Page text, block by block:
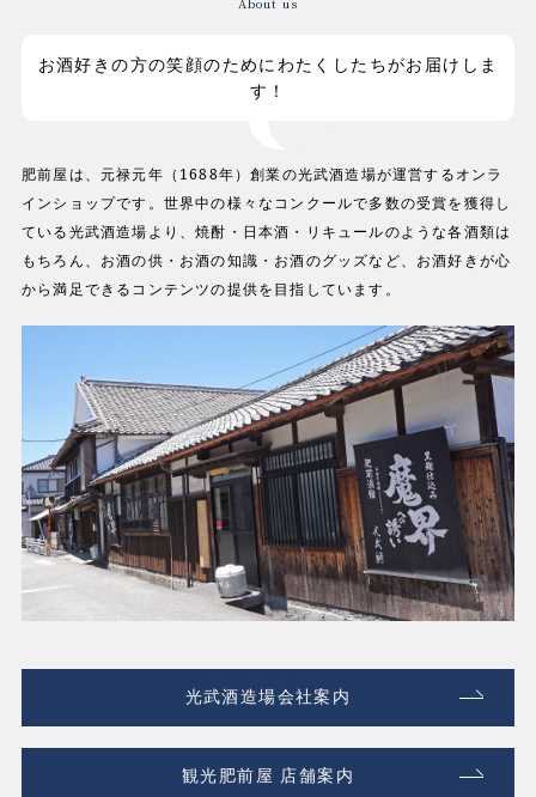
お酒好きの方の笑顔のためにわたくしたちがお届けしま
す！
肥前屋は、元禄元年（1688年）創業の光武酒造場が運営するオンラ
インショップです。世界中の様々なコンクールで多数の受賞を獲得し
ている光武酒造場より、焼酎・日本酒・リキュールのような各酒類は
もちろん、お酒の供・お酒の知識・お酒のグッズなど、お酒好きが心
から満足できるコンテンツの提供を目指しています。
光武酒造場会社案内
観光肥前屋 店舗案内